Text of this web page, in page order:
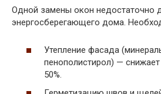
Одной замены окон недостаточно
энергосберегающего дома.
Утепление фасада
пенополистирол) — снижает
50%.